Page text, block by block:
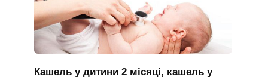
Кашель у дитини 2 місяці, кашель у